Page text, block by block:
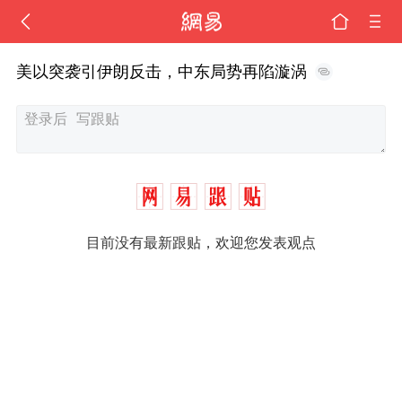
美以突袭引伊朗反击，中东局势再陷漩涡
目前没有最新跟贴，欢迎您发表观点